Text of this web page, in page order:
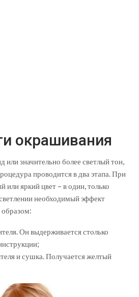
окрашивания
значительно более светлый тон,
проводится в два этапа. При
яркий цвет – в один, только
необходимый эффект
Он выдерживается столько
и сушка. Получается желтый